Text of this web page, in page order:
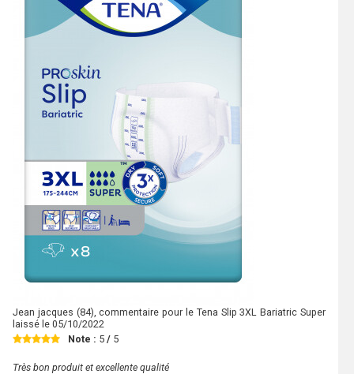
Jean jacques (84), commentaire pour le Tena Slip 3XL Bariatric Super
laissé le 05/10/2022
Note : 5 / 5
Très bon produit et excellente qualité